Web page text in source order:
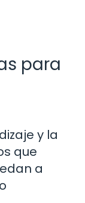
para
y la
que
a